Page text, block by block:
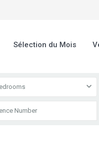
Sélection du Mois